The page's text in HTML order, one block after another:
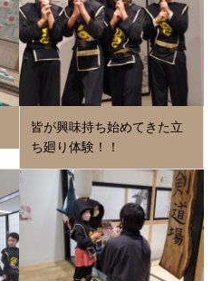
皆が興味持ち始めてきた立
ち廻り体験！！